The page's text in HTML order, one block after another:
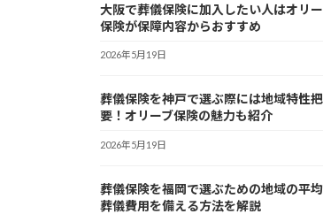
大阪で葬儀保険に加入したい人はオリ
保険が保障内容からおすすめ
2026年5月19日
葬儀保険を神戸で選ぶ際には地域特性
要！オリーブ保険の魅力も紹介
2026年5月19日
葬儀保険を福岡で選ぶための地域の平
葬儀費用を備える方法を解説